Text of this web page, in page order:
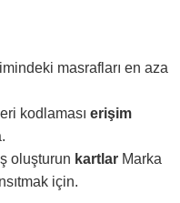
masrafları en aza
kodlaması erişim
oluşturun kartlar Marka
için.